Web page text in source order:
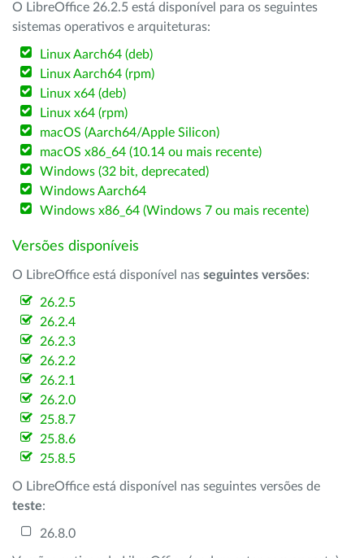
O LibreOffice 26.2.5 está disponível para os seguintes
sistemas operativos e arquiteturas:
Linux Aarch64 (deb)
Linux Aarch64 (rpm)
Linux x64 (deb)
Linux x64 (rpm)
macOS (Aarch64/Apple Silicon)
macOS x86_64 (10.14 ou mais recente)
Windows (32 bit, deprecated)
Windows Aarch64
Windows x86_64 (Windows 7 ou mais recente)
Versões disponíveis
O LibreOffice está disponível nas seguintes versões:
26.2.5
26.2.4
26.2.3
26.2.2
26.2.1
26.2.0
25.8.7
25.8.6
25.8.5
O LibreOffice está disponível nas seguintes versões de
teste:
26.8.0